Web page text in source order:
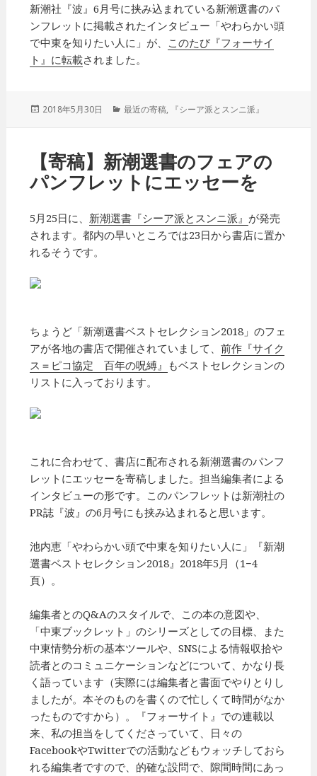
新潮社『波』6月号に挟み込まれている新潮選書のパ
ンフレットに掲載されたインタビュー「やわらかい頭
で中東を知りたい人に」が、 このたび『フォーサイ
ト』に転載されました。
投
2018年5月30日
カ
ー
最近の寄稿, 『シーア派とスンニ派』
【寄稿】新潮選書のフェアの
パンフレットにエッセーを
5月25日に、 新潮選書『シーア派とスンニ派』 が発売
されます。都内の早いところでは23日から書店に置か
れるそうです。
ちょうど「新潮選書ベストセレクション2018」のフェ
アが各地の書店で開催されていまして、前作『サイク
ス＝ピコ協定 百年の呪縛』 もベストセレクションの
リストに入っております。
これに合わせて、書店に配布される新潮選書のパンフ
レットにエッセーを寄稿しました。担当編集者による
インタビューの形です。このパンフレットは新潮社の
PR誌『波』の6月号にも挟み込まれると思います。
池内恵「やわらかい頭で中東を知りたい人に」『新潮
選書ベストセレクション2018』2018年5月（1−4
頁）。
編集者とのQ&Aのスタイルで、この本の意図や、
「中東ブックレット」のシリーズとしての目標、また
中東情勢分析の基本ツールや、SNSによる情報収拾や
読者とのコミュニケーションなどについて、かなり長
く語っています（実際には編集者と書面でやりとりし
ましたが。本そのものを書くので忙しくて時間がなか
ったものですから）。『フォーサイト』での連載以
来、私の担当をしてくださっていて、日々の
FacebookやTwitterでの活動などもウォッチしておら
れる編集者ですので、的確な設問で、隙間時間にあっ